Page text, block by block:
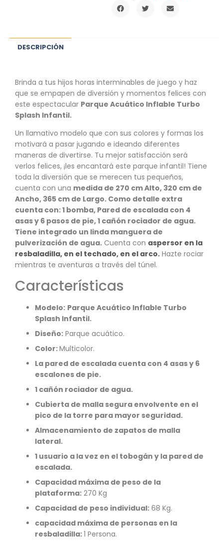
DESCRIPCIÓN
Brinda a tus hijos horas interminables de juego y haz
que se empapen de diversión y momentos felices con
este espectacular Parque Acuático Inflable Turbo
Splash Infantil.
Un llamativo modelo que con sus colores y formas los
motivará a pasar jugando e ideando diferentes
maneras de divertirse. Tu mejor satisfacción será
verlos felices, ¡les encantará este parque infantil! Tiene
toda la diversión que se merecen tus pequeños,
cuenta con una medida de 270 cm Alto, 320 cm de
Ancho, 365 cm de Largo. Como detalle extra
cuenta con: 1 bomba, Pared de escalada con 4
asas y 6 pasos de pie, 1 cañón rociador de agua.
Tiene integrado un linda manguera de
pulverización de agua. Cuenta con aspersor en la
resbaladilla, en el techado, en el arco. Hazte rociar
mientras te aventuras a través del túnel.
Características
Modelo: Parque Acuático Inflable Turbo
Splash Infantil.
Diseño: Parque acuático.
Color:Multicolor.
La pared de escalada cuenta con 4 asas y 6
escalones de pie.
1 cañón rociador de agua.
Cubierta de malla segura envolvente en el
pico de la torre para mayor seguridad.
Almacenamiento de zapatos de malla
lateral.
1 usuario a la vez en el tobogán y la pared de
escalada.
Capacidad máxima de peso de la
plataforma: 270 Kg
Capacidad de peso individual: 68 Kg.
capacidad máxima de personas en la
resbaladilla:1 Persona.